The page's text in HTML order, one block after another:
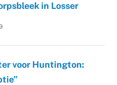
in Losser
voor Huntington: